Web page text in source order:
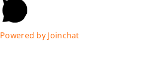
Powered by Joinchat